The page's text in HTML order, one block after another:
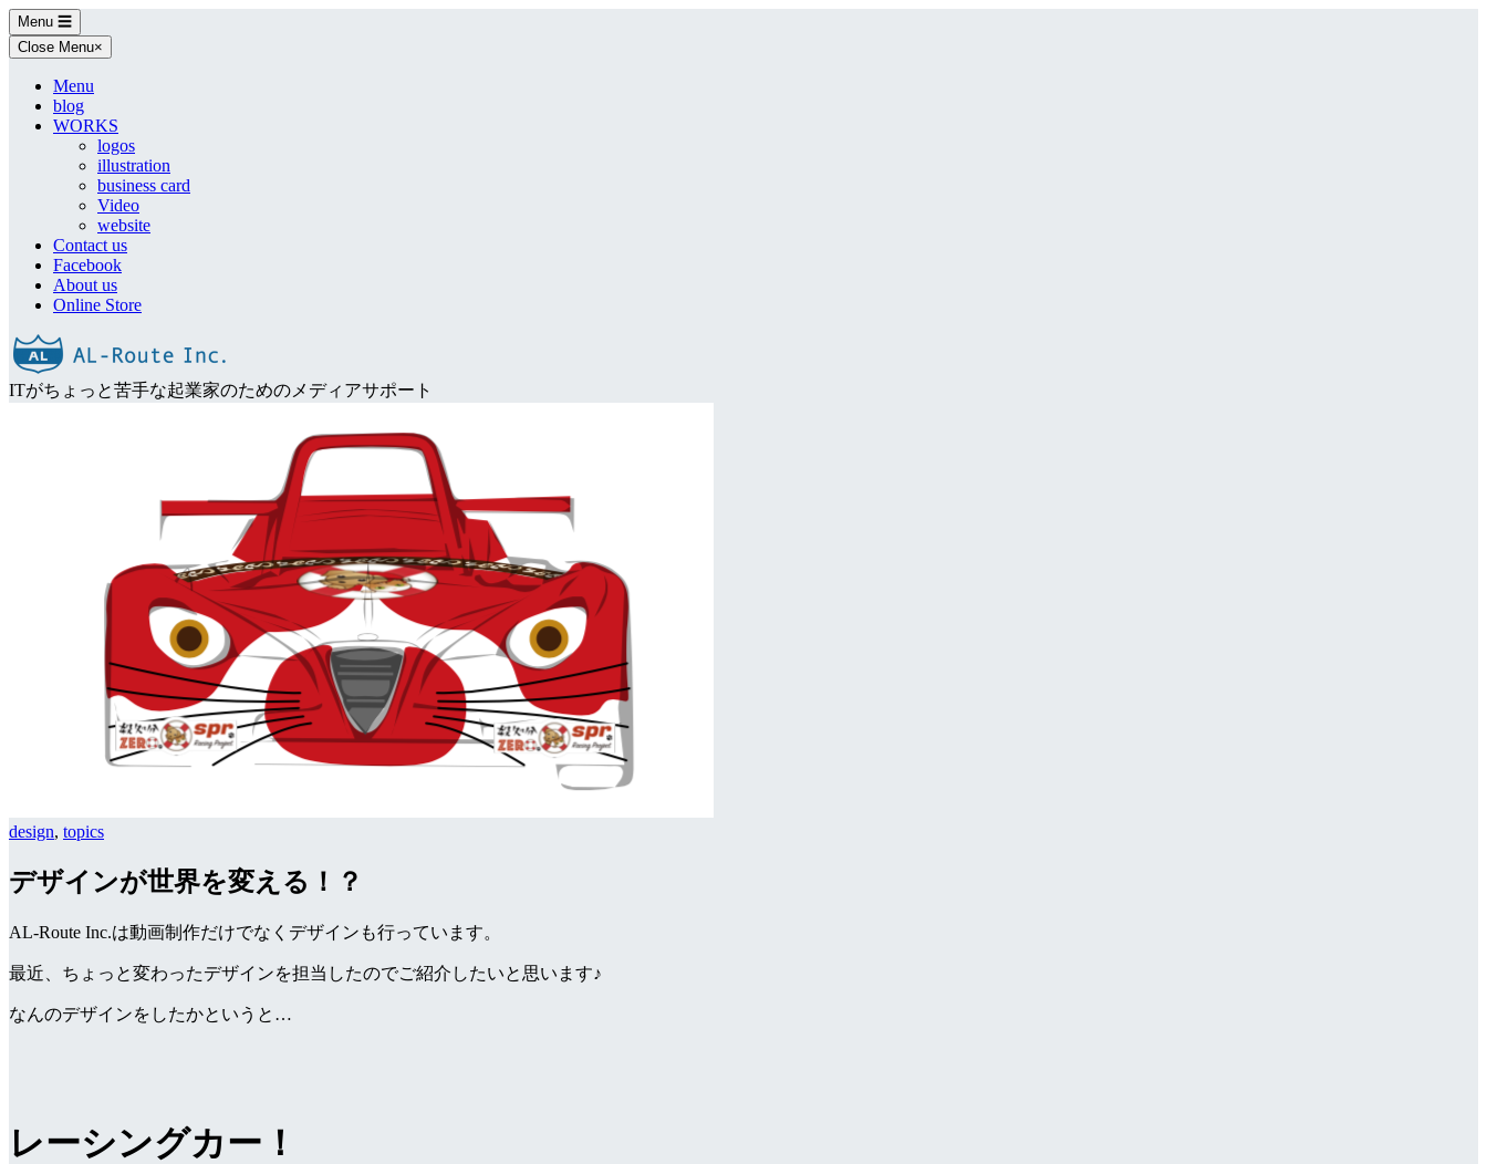
Skip
to
content
Menu ☰
Close Menu×
Menu
blog
WORKS
logos
illustration
business card
Video
website
Contact us
Facebook
About us
Online Store
ITがちょっと苦手な起業家のためのメディアサポート
design, topics
デザインが世界を変える！？
AL-Route Inc.は動画制作だけでなくデザインも行っています。
最近、ちょっと変わったデザインを担当したのでご紹介したいと思います♪
なんのデザインをしたかというと…
レーシングカー！